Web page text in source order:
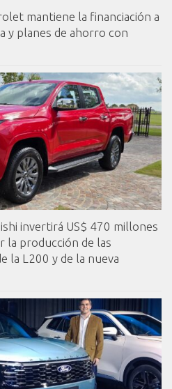
mantiene la financiación a
y planes de ahorro con
invertirá US$ 470 millones
la producción de las
la L200 y de la nueva